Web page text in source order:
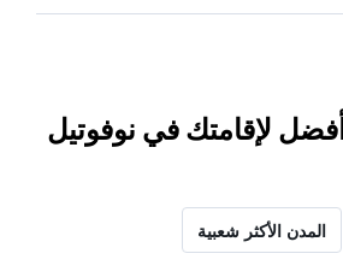
أفضل لإقامتك في نوفوتيل
المدن الأكثر شعبية